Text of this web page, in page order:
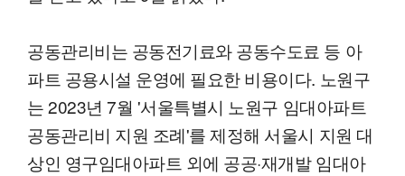
공동관리비는 공동전기료와 공동수도료 등 아
파트 공용시설 운영에 필요한 비용이다. 노원구
는 2023년 7월 '서울특별시 노원구 임대아파트
공동관리비 지원 조례'를 제정해 서울시 지원 대
상인 영구임대아파트 외에 공공·재개발 임대아